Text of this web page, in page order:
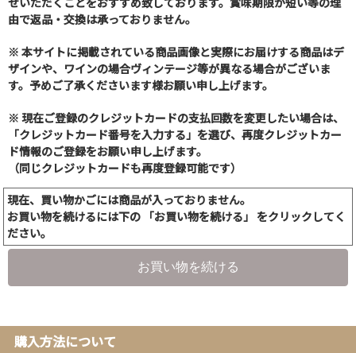
由で返品・交換は承っておりません。
※ 本サイトに掲載されている商品画像と実際にお届けする商品はデ
ザインや、ワインの場合ヴィンテージ等が異なる場合がございま
す。予めご了承くださいます様お願い申し上げます。
※ 現在ご登録のクレジットカードの支払回数を変更したい場合は、
「クレジットカード番号を入力する」を選び、再度クレジットカー
ド情報のご登録をお願い申し上げます。
（同じクレジットカードも再度登録可能です）
現在、買い物かごには商品が入っておりません。
お買い物を続けるには下の 「お買い物を続ける」 をクリックしてく
ださい。
お買い物を続ける
購入方法について